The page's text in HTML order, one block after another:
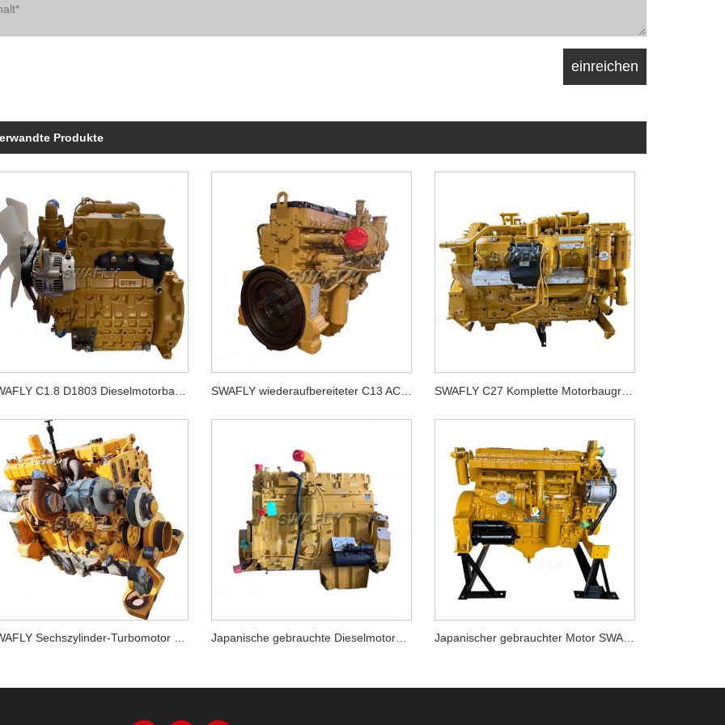
Produkte
SWAFLY wiederaufbereiteter C13 ACERT-Dieselmotor SWAFLY C27 Komplette Motorbaugruppe für Maschinen
SWAFLY Sechszylinder-Turbomotor C9.3 Acert für 336E Japanische gebrauchte Dieselmotorbaugruppe SWAFLY 3176 für 345B Japanischer gebrauchter Motor SWAFLY 3116 für 325b